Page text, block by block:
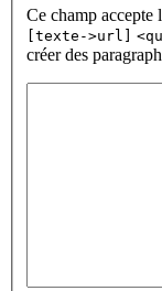
Ce champ accepte
[texte->url]
créer des